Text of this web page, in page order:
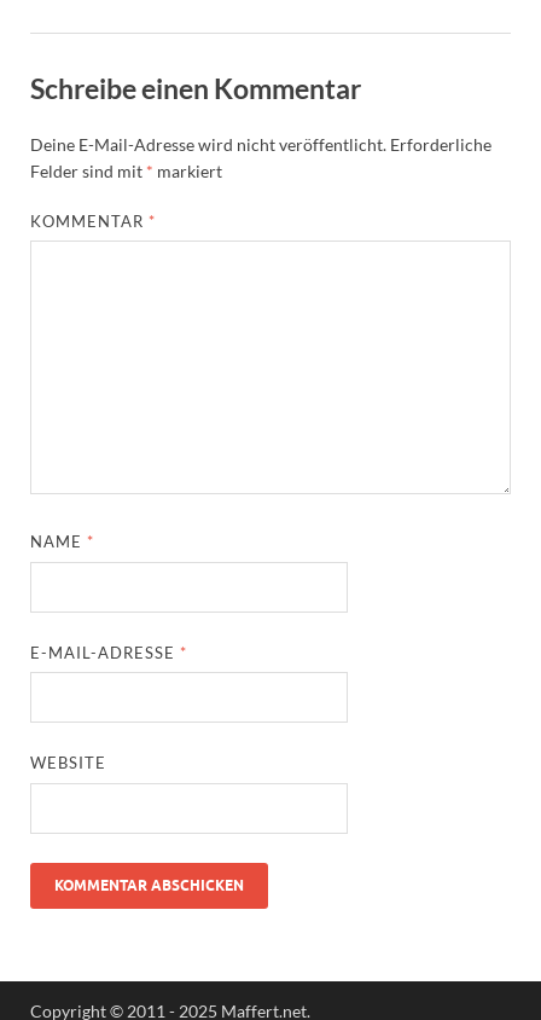
Schreibe einen Kommentar
Deine E-Mail-Adresse wird nicht veröffentlicht. Erforderliche
Felder sind mit * markiert
KOMMENTAR *
NAME *
E-MAIL-ADRESSE *
WEBSITE
Copyright © 2011 - 2025 Maffert.net.